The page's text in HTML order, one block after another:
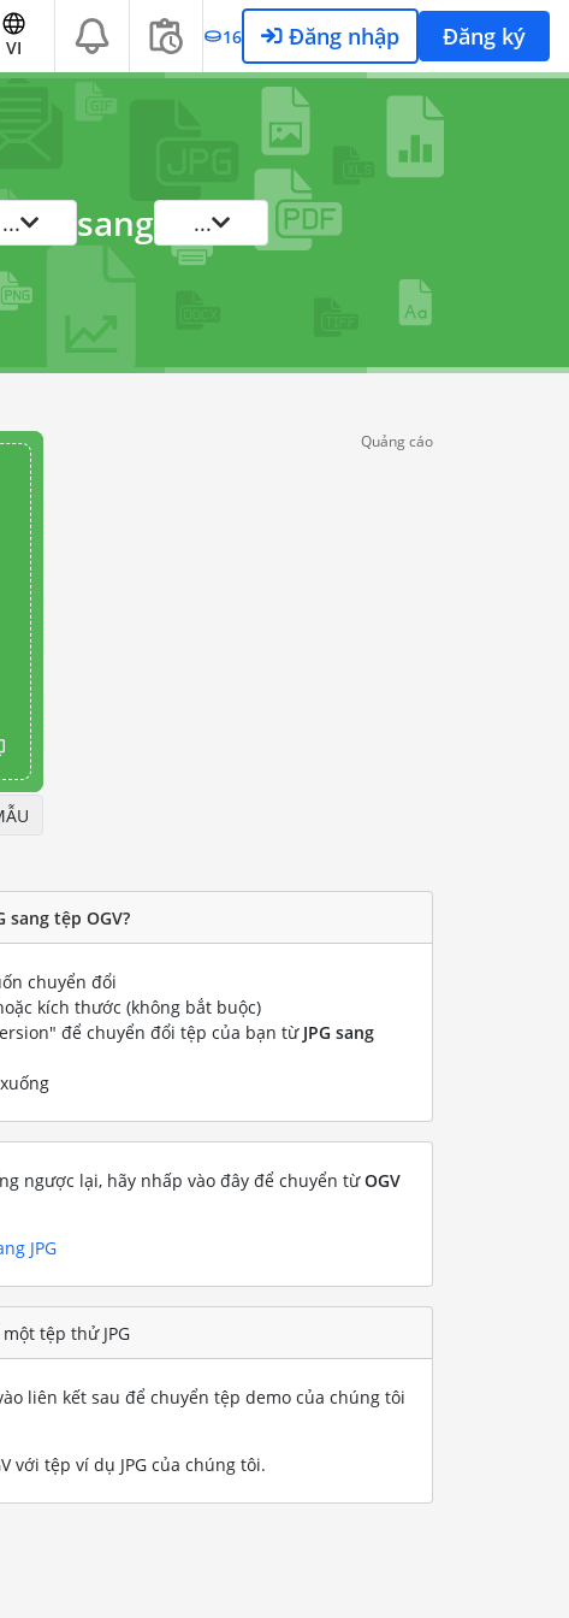
VI 16 Đăng nhập Đăng ký
... sang ...
Quảng cáo
sang tệp OGV?
chuyển đổi
kích thước (không bắt buộc)
để chuyển đổi tệp của bạn từ JPG sang
ngược lại, hãy nhấp vào đây để chuyển từOGV
JPG
tệp thử JPG
liên kết sau để chuyển tệp demo của chúng tôi
với tệp ví dụ JPG của chúng tôi.